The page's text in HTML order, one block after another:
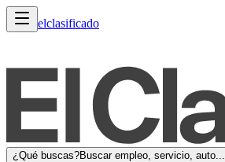
elclasificado
¿Qué buscas?Buscar empleo, servicio, auto...